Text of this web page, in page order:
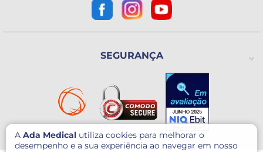
A Ada Medical utiliza cookies para melhorar o
desempenho e a sua experiência ao navegar em nosso
CNPJ: 07.003.260/0001-60
SEGURANÇA